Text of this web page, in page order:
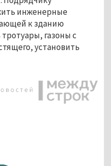
инженерные
к зданию
газоны с
установить